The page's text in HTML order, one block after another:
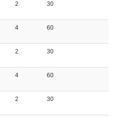
2 30
4 60
2 30
4 60
2 30